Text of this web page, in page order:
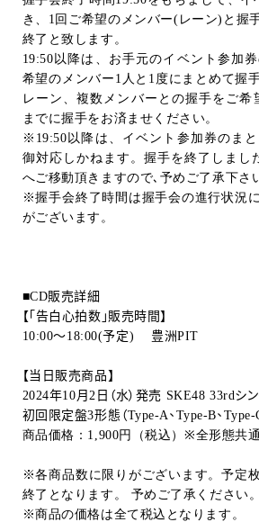
き、 1 回ご希望のメンバー( レーン) と握
終了と致します。
19:50以降は、お手元のイベント参加
希望のメンバー 1 人と 1 度にまとめて握
レーン、複数メンバーとの握手をご希
までに握手をお済ませください。
※ 19:50以降は、イベント参加券のま
御対応しかねます。握手を終了しまし
へご移動頂きますので､予めご了承下さ
※握手会終了時間は握手会の進行状況
がございます。
■CD販売詳細
【「告白心拍数」販売時間】
10:00～18:00(予定) 豊洲PIT
【当日販売商品】
2024年10月2 日（水）発売 SKE48 33rdシ
初回限定盤3形態（Type-A、 Type-B、 Type-
商品価格： 1,900円（税込）※全形態共通
※各商品数に限りがございます。予定
終了となります。 予めご了承ください。
※商品の価格は全て税込となります。